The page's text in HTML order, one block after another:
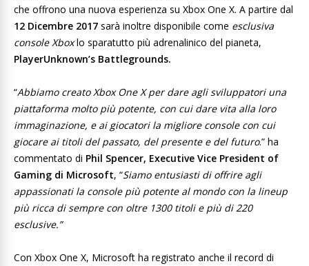
che offrono una nuova esperienza su Xbox One X. A partire dal
12 Dicembre 2017 sarà inoltre disponibile come esclusiva
console Xboxlo sparatutto più adrenalinico del pianeta,
PlayerUnknown’s Battlegrounds.
“Abbiamo creato Xbox One X per dare agli sviluppatori una
piattaforma molto più potente, con cui dare vita alla loro
immaginazione, e ai giocatori la migliore console con cui
giocare ai titoli del passato, del presente e del futuro.” ha
commentato di Phil Spencer, Executive Vice President of
Gaming di Microsoft, “Siamo entusiasti di offrire agli
appassionati la console più potente al mondo con la lineup
più ricca di sempre con oltre 1300 titoli e più di 220
esclusive.”
Con Xbox One X, Microsoft ha registrato anche il record di